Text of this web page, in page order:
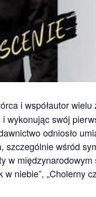
i współautor
wykonując swój
odniosło
szczególnie wśród
w
w niebie”,